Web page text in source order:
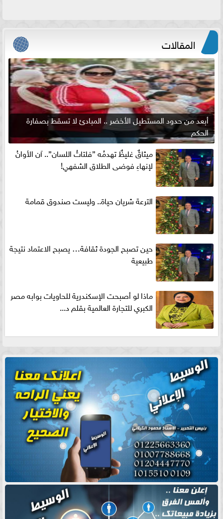
المقالات
أبعد من حدود المستطيل الأخضر .. المبادئ لا تسقط بصفارة
الحكم
ميثاقٌ غليظٌ تهدمُه ”فلتاتُ اللسان”.. آن الأوانُ
لإنهاءِ فوضى الطلاق الشفهي!
الترعة شريان حياة.. وليست صندوق قمامة
حين تصبح الجودة ثقافة… يصبح الاعتماد نتيجة
طبيعية
ماذا لو أصبحت الإسكندرية للحاويات بوابه مصر
الكبري للتجارة العالمية بقلم د...